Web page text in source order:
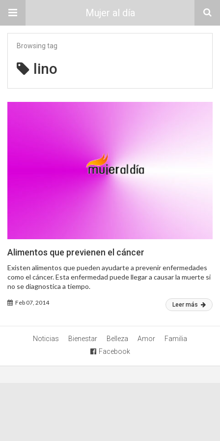
Mujer al día
Browsing tag
lino
Alimentos que previenen el cáncer
Existen alimentos que pueden ayudarte a prevenir enfermedades
como el cáncer. Esta enfermedad puede llegar a causar la muerte si
no se diagnostica a tiempo.
Feb 07, 2014 Leer más
Noticias Bienestar Belleza Amor
Familia
Facebook